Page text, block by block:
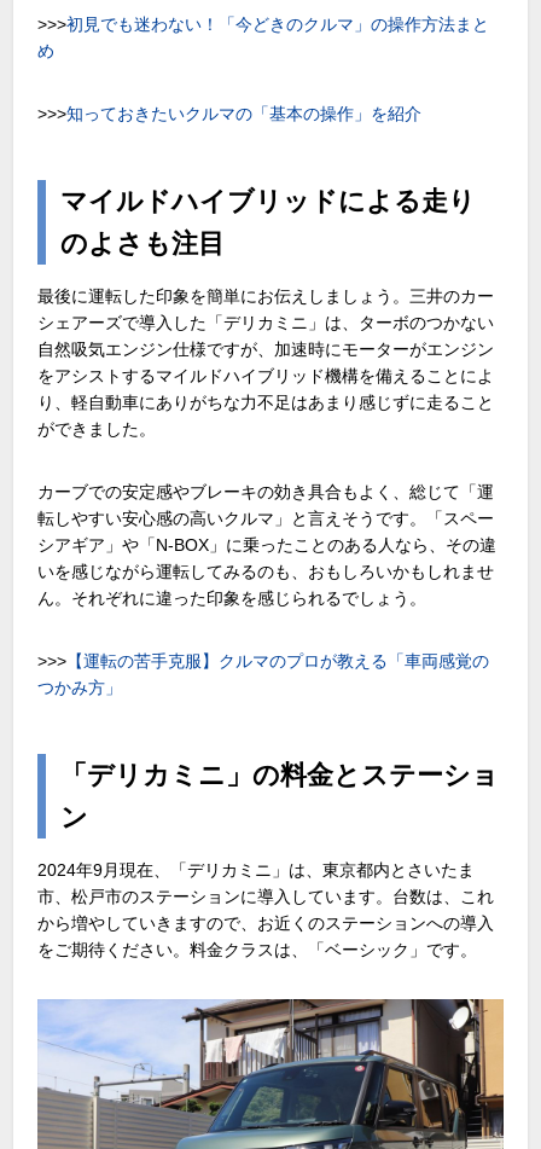
>>>初見でも迷わない！「今どきのクルマ」の操作方法まと
め
>>>知っておきたいクルマの「基本の操作」を紹介
マイルドハイブリッドによる走り
のよさも注目
最後に運転した印象を簡単にお伝えしましょう。三井のカー
シェアーズで導入した「デリカミニ」は、ターボのつかない
自然吸気エンジン仕様ですが、加速時にモーターがエンジン
をアシストするマイルドハイブリッド機構を備えることによ
り、軽自動車にありがちな力不足はあまり感じずに走ること
ができました。
カーブでの安定感やブレーキの効き具合もよく、総じて「運
転しやすい安心感の高いクルマ」と言えそうです。「スペー
シアギア」や「N-BOX」に乗ったことのある人なら、その違
いを感じながら運転してみるのも、おもしろいかもしれませ
ん。それぞれに違った印象を感じられるでしょう。
>>> 【運転の苦手克服】クルマのプロが教える「車両感覚の
つかみ方」
「デリカミニ」の料金とステーショ
ン
2024年9月現在、「デリカミニ」は、東京都内とさいたま
市、松戸市のステーションに導入しています。台数は、これ
から増やしていきますので、お近くのステーションへの導入
をご期待ください。料金クラスは、「ベーシック」です。